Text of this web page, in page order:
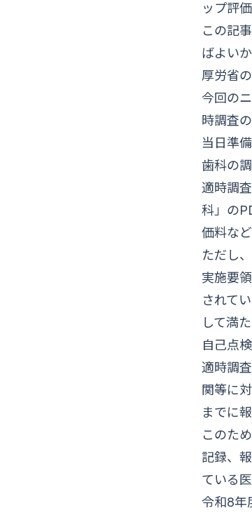
ップ評
この記
ばよい
厚労省
今回の
時調査
当日準
歯科の
適時調
科」の
価料な
ただし
実施要
されて
して満
自己点
適時調
関等に
までに
このた
記録、
ている
令和8年